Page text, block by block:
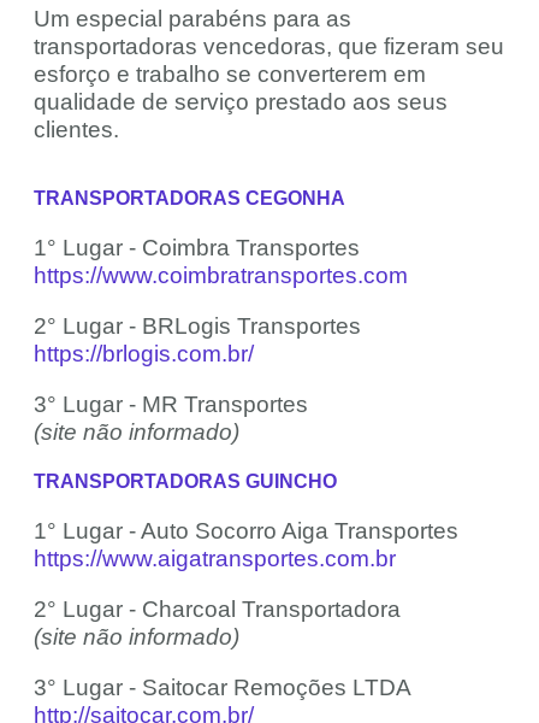
Um especial parabéns para as
transportadoras vencedoras, que fizeram seu
esforço e trabalho se converterem em
qualidade de serviço prestado aos seus
clientes.
TRANSPORTADORAS CEGONHA
1° Lugar - Coimbra Transportes
https://www.coimbratransportes.com
2° Lugar - BRLogis Transportes
https://brlogis.com.br/
3° Lugar - MR Transportes
(site não informado)
TRANSPORTADORAS GUINCHO
1° Lugar - Auto Socorro Aiga Transportes
https://www.aigatransportes.com.br
2° Lugar - Charcoal Transportadora
(site não informado)
3° Lugar - Saitocar Remoções LTDA
http://saitocar.com.br/